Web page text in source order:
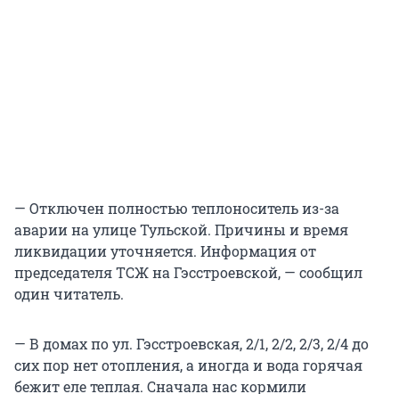
— Отключен полностью теплоноситель из-за
аварии на улице Тульской. Причины и время
ликвидации уточняется. Информация от
председателя ТСЖ на Гэсстроевской, — сообщил
один читатель.
— В домах по ул. Гэсстроевская, 2/1, 2/2, 2/3, 2/4 до
сих пор нет отопления, а иногда и вода горячая
бежит еле теплая. Сначала нас кормили